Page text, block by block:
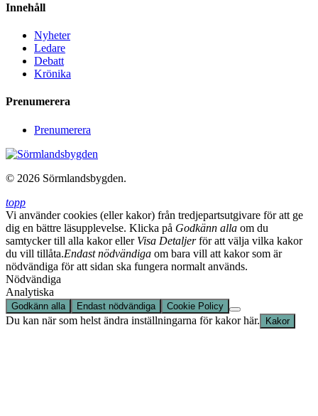
Innehåll
Nyheter
Ledare
Debatt
Krönika
Prenumerera
Prenumerera
© 2026 Sörmlandsbygden.
topp
Vi använder cookies (eller kakor) från tredjepartsutgivare för att ge
dig en bättre läsupplevelse. Klicka på Godkänn alla om du
samtycker till alla kakor eller Visa Detaljerför att välja vilka kakor
du vill tillåta.Endast nödvändiga om bara vill att kakor som är
nödvändiga för att sidan ska fungera normalt används.
Nödvändiga
Analytiska
Godkänn alla Endast nödvändiga Cookie Policy
Du kan när som helst ändra inställningarna för kakor här. Kakor